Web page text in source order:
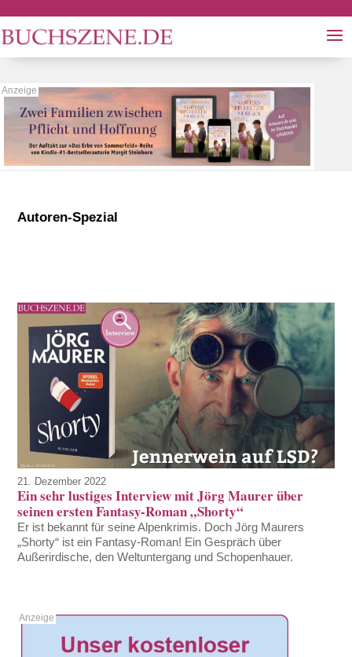
Autoren-Spezial
21. Dezember 2022
Ein sehr lustiges Interview mit Jörg Maurer über
seinen ersten Fantasy-Roman „Shorty“
Er ist bekannt für seine Alpenkrimis. Doch Jörg Maurers
„Shorty“ ist ein Fantasy-Roman! Ein Gespräch über
Außerirdische, den Weltuntergang und Schopenhauer.